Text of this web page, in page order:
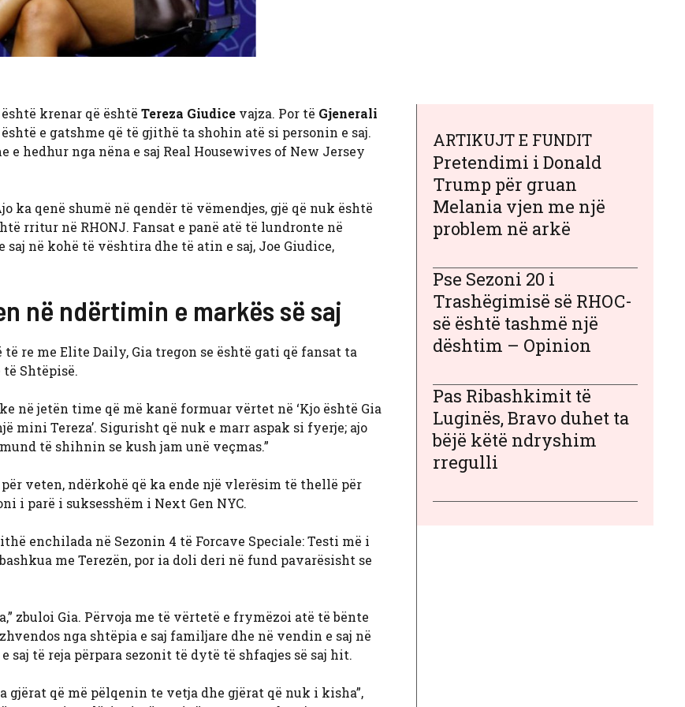
është krenar që është Tereza Giudice vajza. Por të Gjenerali
e gatshme që të gjithë ta shohin atë si personin e saj.
hedhur nga nëna e saj Real Housewives of New Jersey
qenë shumë në qendër të vëmendjes, gjë që nuk është
rritur në RHONJ. Fansat e panë atë të lundronte në
në kohë të vështira dhe të atin e saj, Joe Giudice,
në ndërtimin e markës së saj
re me Elite Daily, Gia tregon se është gati që fansat ta
Shtëpisë.
në jetën time që më kanë formuar vërtet në ‘Kjo është Gia
mini Tereza’. Sigurisht që nuk e marr aspak si fyerje; ajo
të shihnin se kush jam unë veçmas.”
veten, ndërkohë që ka ende një vlerësim të thellë për
i parë i suksesshëm i Next Gen NYC.
enchilada në Sezonin 4 të Forcave Speciale: Testi më i
me Terezën, por ia doli deri në fund pavarësisht se
zbuloi Gia. Përvoja me të vërtetë e frymëzoi atë të bënte
nga shtëpia e saj familjare dhe në vendin e saj në
të reja përpara sezonit të dytë të shfaqjes së saj hit.
gjërat që më pëlqenin te vetja dhe gjërat që nuk i kisha”,
ARTIKUJT E FUNDIT
Pretendimi i Donald
Trump për gruan
Melania vjen me një
problem në arkë
Pse Sezoni 20 i
Trashëgimisë së RHOC-
së është tashmë një
dështim – Opinion
Pas Ribashkimit të
Luginës, Bravo duhet ta
bëjë këtë ndryshim
rregulli